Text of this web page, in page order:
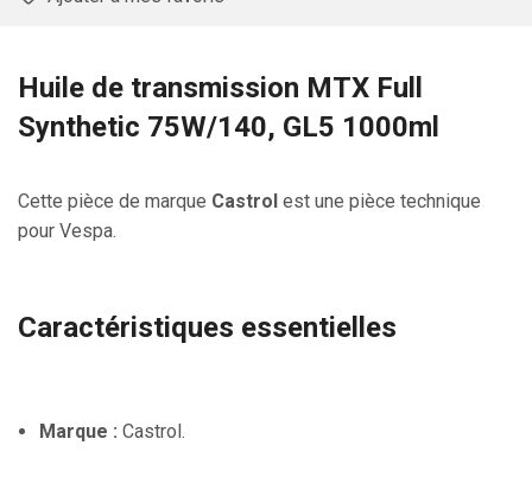
Huile de transmission MTX Full
Synthetic 75W/140, GL5 1000ml
Cette pièce de marque Castrol est une pièce technique
pour Vespa.
Caractéristiques essentielles
Marque : Castrol.